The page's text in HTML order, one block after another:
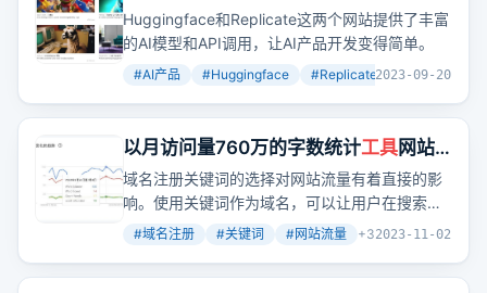
能做AI产品了吗？哥飞告诉你，能！
Huggingface和Replicate这两个网站提供了丰富
的AI模型和API调用，让AI产品开发变得简单。
#AI产品 #Huggingface #Replicate +3
2023-09-20
以月访问量760万的字数统计工具网站
告诉你为什么要用关键字为域名
域名注册关键词的选择对网站流量有着直接的影
响。使用关键词作为域名，可以让用户在搜索时
直接找到你的网站，从而增加网站的自然搜索流
#域名注册 #关键词 #网站流量 +32023-11-02